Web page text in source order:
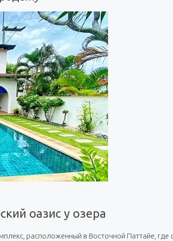
оазис у озера
расположенный в Восточной Паттайе,